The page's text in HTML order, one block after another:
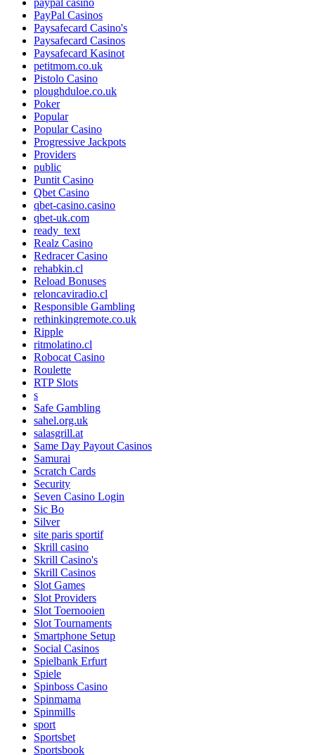
paypal casino
PayPal Casinos
Paysafecard Casino's
Paysafecard Casinos
Paysafecard Kasinot
petitmom.co.uk
Pistolo Casino
ploughduloe.co.uk
Poker
Popular
Popular Casino
Progressive Jackpots
Providers
public
Puntit Casino
Qbet Casino
qbet-casino.casino
qbet-uk.com
ready_text
Realz Casino
Redracer Casino
rehabkin.cl
Reload Bonuses
reloncaviradio.cl
Responsible Gambling
rethinkingremote.co.uk
Ripple
ritmolatino.cl
Robocat Casino
Roulette
RTP Slots
s
Safe Gambling
sahel.org.uk
salasgrill.at
Same Day Payout Casinos
Samurai
Scratch Cards
Security
Seven Casino Login
Sic Bo
Silver
site paris sportif
Skrill casino
Skrill Casino's
Skrill Casinos
Slot Games
Slot Providers
Slot Toernooien
Slot Tournaments
Smartphone Setup
Social Casinos
Spielbank Erfurt
Spiele
Spinboss Casino
Spinmama
Spinmills
sport
Sportsbet
Sportsbook